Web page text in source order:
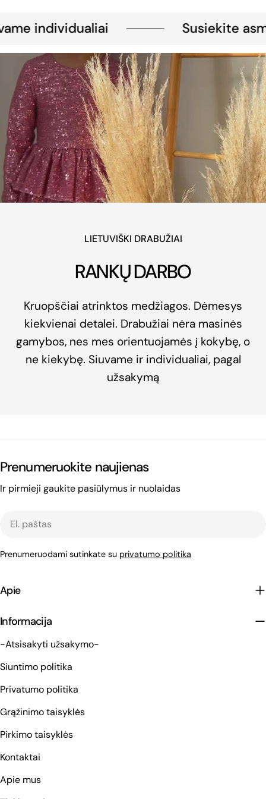
individualiai Susiekite
LIETUVIŠKI DRABUŽIAI
RANKŲ DARBO
Kruopščiai atrinktos medžiagos. Dėmesys
kiekvienai detalei. Drabužiai nėra masinės
gamybos, nes mes orientuojamės į kokybę, o
ne kiekybę. Siuvame ir individualiai, pagal
užsakymą
Prenumeruokite naujienas
Ir pirmieji gaukite pasiūlymus ir nuolaidas
paštas
Prenumeruodami sutinkate su privatumo politika
Apie
Informacija
-Atsisakyti užsakymo-
Siuntimo politika
Privatumo politika
Grąžinimo taisyklės
Pirkimo taisyklės
Kontaktai
Apie mus